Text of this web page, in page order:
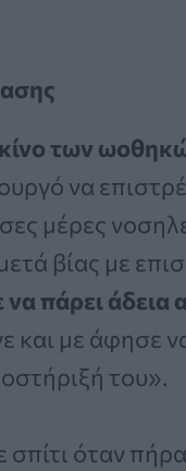
των
να
μέρες
βίας με
πάρει άδεια
και με άφησε
του».
όταν